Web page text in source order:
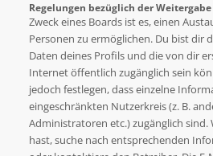
Regelungen bezüglich der
Zweck eines Boards ist es, einen
Personen zu ermöglichen. Du bist dir
Daten deines Profils und die von dir
Internet öffentlich zugänglich sein
jedoch festlegen, dass einzelne
eingeschränkten Nutzerkreis (z. B.
Administratoren etc.) zugänglich sind.
hast, suche nach entsprechenden